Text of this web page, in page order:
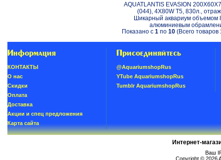
AQUATLANTIS EVASION
(044), 4X80W T5, 830л.,
Шикарный аквариум объемом
алюминиевым
Показано с 1по 10(Всего товаров
Информация
КОНТАКТЫ
О нас
Скидки
Oплатa
Доставка
Акции и спец предложения
Карта сайта
Присоединяйтесь
@AquariumshopRus
YTube AquariumshopRus
Tumblr AquariumshopRus
Интернет-
Ваш
Copyright © 2026